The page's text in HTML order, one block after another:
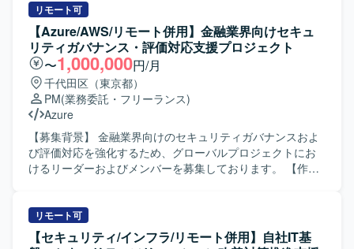
MDMやデータマネジメントに関する各種ツールやドキュメ
ントを活用しながら、業務・IT横断でプロジェクトを推進
していただきます。
リティに関するグローバルプロジェクトの推進支援を行っ
ていただきます。リーダーの方には、英語WEB会議のファ
シリテートやインシデント対応支援、アドバイザリー業
務、金融庁ガイドライン対応を含むセキュリティ業務全般
のリードを担っていただきます。メンバーの方には、PMO
業務として管理資料の更新をはじめとした事務処理や、プ
ロジェクト運営に関する各種支援業務を行っていただきま
す。 【求める人物像】 セキュリティ分野やクラウド、ITイ
ンフラに関する経験を活かしながら、金融業界のセキュリ
ティガバナンス強化に主体的に取り組んでいただける方を
求めております。グローバルプロジェクトでの英語を用い
ましいです。 【ポジションの魅力】 金融業界におけるセキ
ュリティガバナンスや評価対応といった重要領域におい
て、グローバルプロジェクトに参画しながら専門性を高め
リモート可
【Azure/AWS/リモート併用】金融業界向けセキュ
リティガバナンス・評価対応支援プロジェクト
〜1,000,000円/月
千代田区（東京都）
PM(業務委託・フリーランス)
Azure
【募集背景】 金融業界向けのセキュリティガバナンスおよ
び評価対応を強化するため、グローバルプロジェクトにお
けるリーダーおよびメンバーを募集しております。 【作業
トの一員として、セキュリティ領域やクラウド、ITインフ
ラに関する知見を活かして支援を行います。リーダーポジ
リモート可
【セキュリティ/インフラ/リモート併用】自社IT基